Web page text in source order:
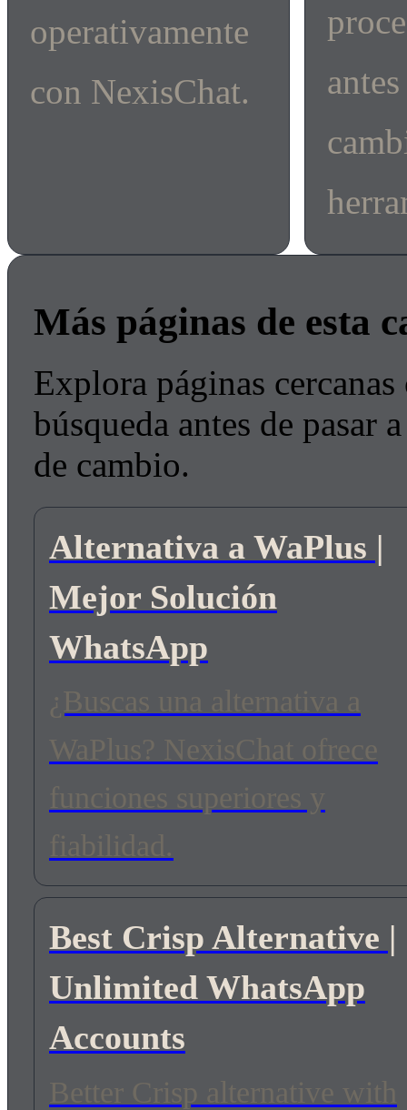
operativamente
con NexisChat.
Más páginas de esta
Explora páginas
búsqueda antes de pasar
de cambio.
Alternativa a WaPlus |
Mejor Solución
WhatsApp
¿Buscas una alternativa a
WaPlus? NexisChat ofrece
funciones superiores y
fiabilidad.
Best Crisp Alternative |
Unlimited WhatsApp
Accounts
Better Crisp alternative with